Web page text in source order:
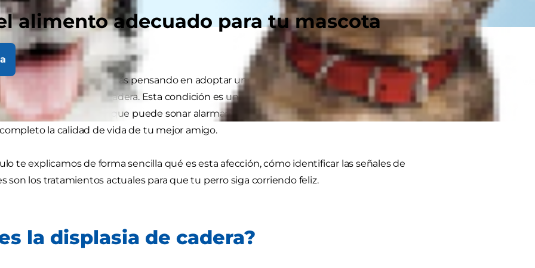
alimento adecuado para tu mascota
de raza grande o estás pensando en adoptar uno, es muy probable que hayas
de la displasia de cadera. Esta condición es una de las enfermedades óseas más
mundo canino y, aunque puede sonar alarmante, un diagnóstico a tiempo puede
la calidad de vida de tu mejor amigo.
te explicamos de forma sencilla qué es esta afección, cómo identificar las señales de
son los tratamientos actuales para que tu perro siga corriendo feliz.
la displasia de cadera?